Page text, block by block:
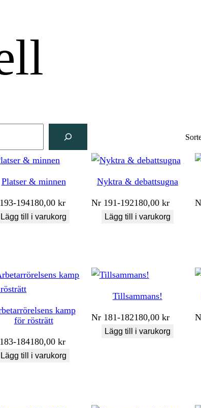
Platser & minnen
193-194180,00kr
Lägg till i varukorg
Nyktra & debattsugna
Nr 191-192180,00 kr
Lägg till i varukorg
kamp
för rösträtt
183-184180,00kr
Lägg till i varukorg
Tillsammans!
Nr 181-182180,00 kr
Lägg till i varukorg